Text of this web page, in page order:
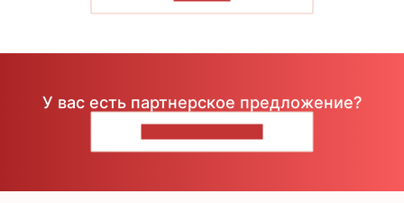
У вас есть партнерское предложение?